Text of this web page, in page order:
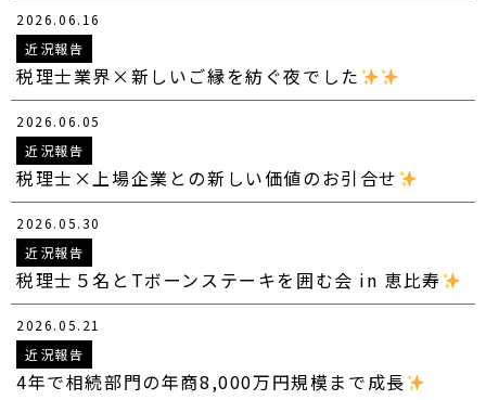
2026.06.16
近況報告
税理士業界×新しいご縁を紡ぐ夜でした
2026.06.05
近況報告
税理士×上場企業との新しい価値のお引合せ
2026.05.30
近況報告
税理士５名とTボーンステーキを囲む会 in 恵比寿
2026.05.21
近況報告
4年で相続部門の年商8,000万円規模まで成長